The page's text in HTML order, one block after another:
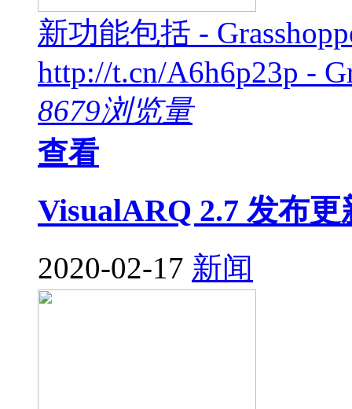
新功能包括 -
http://t.cn/A6h6p23p -
8679浏览量
查看
VisualARQ 2.7 发布更
2020-02-17 新闻